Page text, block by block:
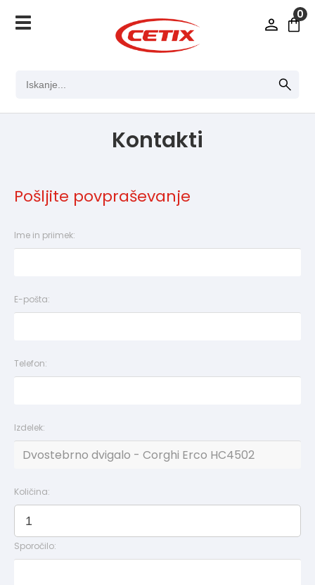
0
Kontakti
Pošljite povpraševanje
Ime in priimek:
E-pošta:
Telefon:
Izdelek:
Količina:
Sporočilo: